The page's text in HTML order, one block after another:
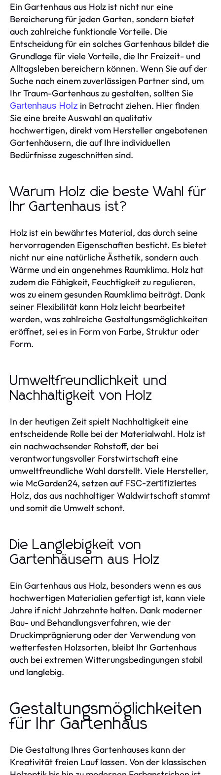
Ein Gartenhaus aus Holz ist nicht nur eine
Bereicherung für jeden Garten, sondern bietet
auch zahlreiche funktionale Vorteile. Die
Entscheidung für ein solches Gartenhaus bildet die
Grundlage für viele Vorteile, die Ihr Freizeit- und
Alltagsleben bereichern können. Wenn Sie auf der
Suche nach einem zuverlässigen Partner sind, um
Ihr Traum-Gartenhaus zu gestalten, sollten Sie
Gartenhaus Holz in Betracht ziehen. Hier finden
Sie eine breite Auswahl an qualitativ
hochwertigen, direkt vom Hersteller angebotenen
Gartenhäusern, die auf Ihre individuellen
Bedürfnisse zugeschnitten sind.
Warum Holz die beste Wahl für
Ihr Gartenhaus ist?
Holz ist ein bewährtes Material, das durch seine
hervorragenden Eigenschaften besticht. Es bietet
nicht nur eine natürliche Ästhetik, sondern auch
Wärme und ein angenehmes Raumklima. Holz hat
zudem die Fähigkeit, Feuchtigkeit zu regulieren,
was zu einem gesunden Raumklima beiträgt. Dank
seiner Flexibilität kann Holz leicht bearbeitet
werden, was zahlreiche Gestaltungsmöglichkeiten
eröffnet, sei es in Form von Farbe, Struktur oder
Form.
Umweltfreundlichkeit und
Nachhaltigkeit von Holz
In der heutigen Zeit spielt Nachhaltigkeit eine
entscheidende Rolle bei der Materialwahl. Holz ist
ein nachwachsender Rohstoff, der bei
verantwortungsvoller Forstwirtschaft eine
umweltfreundliche Wahl darstellt. Viele Hersteller,
wie McGarden24, setzen auf FSC-zertifiziertes
Holz, das aus nachhaltiger Waldwirtschaft stammt
und somit die Umwelt schont.
Die Langlebigkeit von
Gartenhäusern aus Holz
Ein Gartenhaus aus Holz, besonders wenn es aus
hochwertigen Materialien gefertigt ist, kann viele
Jahre if nicht Jahrzehnte halten. Dank moderner
Bau- und Behandlungsverfahren, wie der
Druckimprägnierung oder der Verwendung von
wetterfesten Holzsorten, bleibt Ihr Gartenhaus
auch bei extremen Witterungsbedingungen stabil
und langlebig.
Gestaltungsmöglichkeiten
für Ihr Gartenhaus
Die Gestaltung Ihres Gartenhauses kann der
Kreativität freien Lauf lassen. Von der klassischen